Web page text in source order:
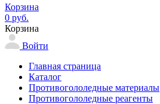
Корзина
0 руб.
Корзина
Войти
Главная страница
Каталог
Противогололедные материалы
Противогололедные реагенты